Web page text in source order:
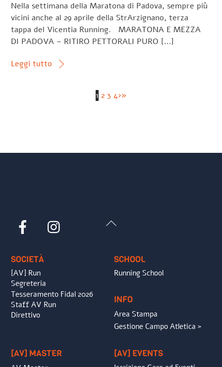
Nella settimana della Maratona di Padova, sempre più
vicini anche al 29 aprile della StrArzignano, terza
tappa del Vicentia Running. MARATONA E MEZZA
DI PADOVA – RITIRO PETTORALI PURO […]
Leggi tutto
1 2 3 4›»
Back
Facebook
SOCIETÀ
[AV] Run
Segreteria
Tesseramento Fidal 2026
Staff AV Run
Direttivo
SCHOOL
Running School
INFO
Area Stampa
Gestione Campo Atletica >
[AV] MASTER [AV] EVENTS